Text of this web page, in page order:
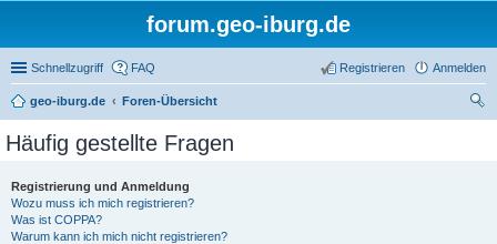
forum.geo-iburg.de
Schnellzugriff FAQ Anmelden
Registrieren
geo-iburg.de
Foren-Übersicht
Häufig gestellte Fragen
Registrierung und Anmeldung
Wozu muss ich mich registrieren?
Was ist COPPA?
Warum kann ich mich nicht registrieren?